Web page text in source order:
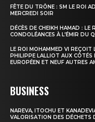
Insight
À propos
Formules
Mon compte
FÊTE DU TRÔNE : SM LE ROI
MERCREDI SOIR
DÉCÈS DE CHEIKH HAMAD : LE
CONDOLÉANCES À L’ÉMIR DU
LE ROI MOHAMMED VI REÇOIT
PHILIPPE LALLIOT AUX CÔTÉS
EUROPÉEN ET NEUF AUTRES
BUSINESS
NAREVA, ITOCHU ET
VALORISATION DES DÉCHETS